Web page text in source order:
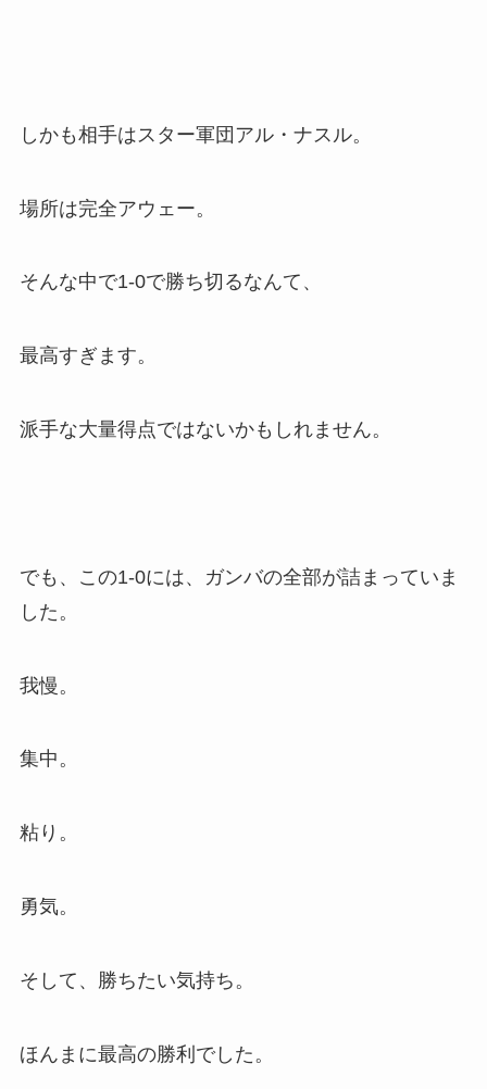
しかも相手はスター軍団アル・ナスル。
場所は完全アウェー。
そんな中で1-0で勝ち切るなんて、
最高すぎます。
派手な大量得点ではないかもしれません。
でも、この1-0には、ガンバの全部が詰まっていま
した。
我慢。
集中。
粘り。
勇気。
そして、勝ちたい気持ち。
ほんまに最高の勝利でした。